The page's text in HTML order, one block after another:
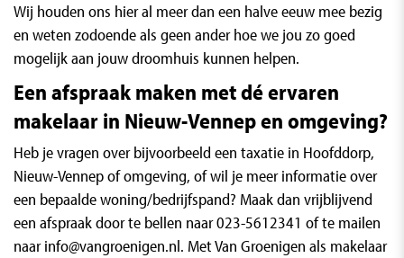
Wij houden ons hier al meer dan een halve eeuw mee bezig
en weten zodoende als geen ander hoe we jou zo goed
mogelijk aan jouw droomhuis kunnen helpen.
Een afspraak maken met dé ervaren
makelaar in Nieuw-Vennep en omgeving?
Heb je vragen over bijvoorbeeld een taxatie in Hoofddorp,
Nieuw-Vennep of omgeving, of wil je meer informatie over
een bepaalde woning/bedrijfspand? Maak dan vrijblijvend
een afspraak door te bellen naar 023-5612341 of te mailen
naarinfo@vangroenigen.nl. Met Van Groenigen als makelaar